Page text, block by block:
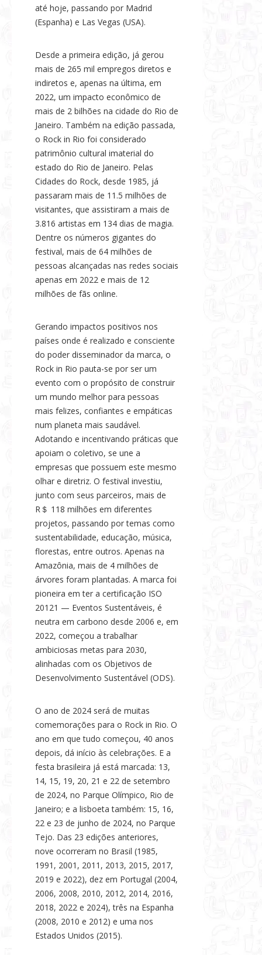
até hoje, passando por Madrid
(Espanha) e Las Vegas (USA).
Desde a primeira edição, já gerou
mais de 265 mil empregos diretos e
indiretos e, apenas na última, em
2022, um impacto econômico de
mais de 2 bilhões na cidade do Rio de
Janeiro. Também na edição passada,
o Rock in Rio foi considerado
patrimônio cultural imaterial do
estado do Rio de Janeiro. Pelas
Cidades do Rock, desde 1985, já
passaram mais de 11.5 milhões de
visitantes, que assistiram a mais de
3.816 artistas em 134 dias de magia.
Dentre os números gigantes do
festival, mais de 64 milhões de
pessoas alcançadas nas redes sociais
apenas em 2022 e mais de 12
milhões de fãs online.
Gerando impactos positivos nos
países onde é realizado e consciente
do poder disseminador da marca, o
Rock in Rio pauta-se por ser um
evento com o propósito de construir
um mundo melhor para pessoas
mais felizes, confiantes e empáticas
num planeta mais saudável.
Adotando e incentivando práticas que
apoiam o coletivo, se une a
empresas que possuem este mesmo
olhar e diretriz. O festival investiu,
junto com seus parceiros, mais de
R＄ 118 milhões em diferentes
projetos, passando por temas como
sustentabilidade, educação, música,
florestas, entre outros. Apenas na
Amazônia, mais de 4 milhões de
árvores foram plantadas. A marca foi
pioneira em ter a certificação ISO
20121 — Eventos Sustentáveis, é
neutra em carbono desde 2006 e, em
2022, começou a trabalhar
ambiciosas metas para 2030,
alinhadas com os Objetivos de
Desenvolvimento Sustentável (ODS).
O ano de 2024 será de muitas
comemorações para o Rock in Rio. O
ano em que tudo começou, 40 anos
depois, dá início às celebrações. E a
festa brasileira já está marcada: 13,
14, 15, 19, 20, 21 e 22 de setembro
de 2024, no Parque Olímpico, Rio de
Janeiro; e a lisboeta também: 15, 16,
22 e 23 de junho de 2024, no Parque
Tejo. Das 23 edições anteriores,
nove ocorreram no Brasil (1985,
1991, 2001, 2011, 2013, 2015, 2017,
2019 e 2022), dez em Portugal (2004,
2006, 2008, 2010, 2012, 2014, 2016,
2018, 2022 e 2024), três na Espanha
(2008, 2010 e 2012) e uma nos
Estados Unidos (2015).